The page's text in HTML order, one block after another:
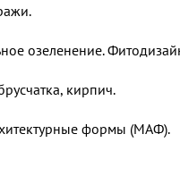
озеленение.
кирпич.
формы (МАФ).